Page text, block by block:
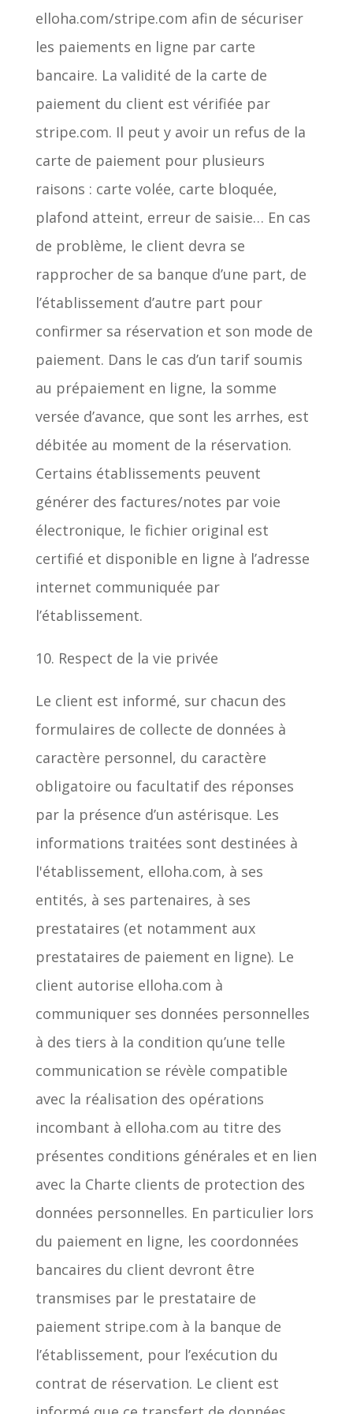
elloha.com/stripe.com afin de sécuriser
les paiements en ligne par carte
bancaire. La validité de la carte de
paiement du client est vérifiée par
stripe.com. Il peut y avoir un refus de la
carte de paiement pour plusieurs
raisons : carte volée, carte bloquée,
plafond atteint, erreur de saisie… En cas
de problème, le client devra se
rapprocher de sa banque d’une part, de
l’établissement d’autre part pour
confirmer sa réservation et son mode de
paiement. Dans le cas d’un tarif soumis
au prépaiement en ligne, la somme
versée d’avance, que sont les arrhes, est
débitée au moment de la réservation.
Certains établissements peuvent
générer des factures/notes par voie
électronique, le fichier original est
certifié et disponible en ligne à l’adresse
internet communiquée par
l’établissement.
10. Respect de la vie privée
Le client est informé, sur chacun des
formulaires de collecte de données à
caractère personnel, du caractère
obligatoire ou facultatif des réponses
par la présence d’un astérisque. Les
informations traitées sont destinées à
l'établissement, elloha.com, à ses
entités, à ses partenaires, à ses
prestataires (et notamment aux
prestataires de paiement en ligne). Le
client autorise elloha.com à
communiquer ses données personnelles
à des tiers à la condition qu’une telle
communication se révèle compatible
avec la réalisation des opérations
incombant à elloha.com au titre des
présentes conditions générales et en lien
avec la Charte clients de protection des
données personnelles. En particulier lors
du paiement en ligne, les coordonnées
bancaires du client devront être
transmises par le prestataire de
paiement stripe.com à la banque de
l’établissement, pour l’exécution du
contrat de réservation. Le client est